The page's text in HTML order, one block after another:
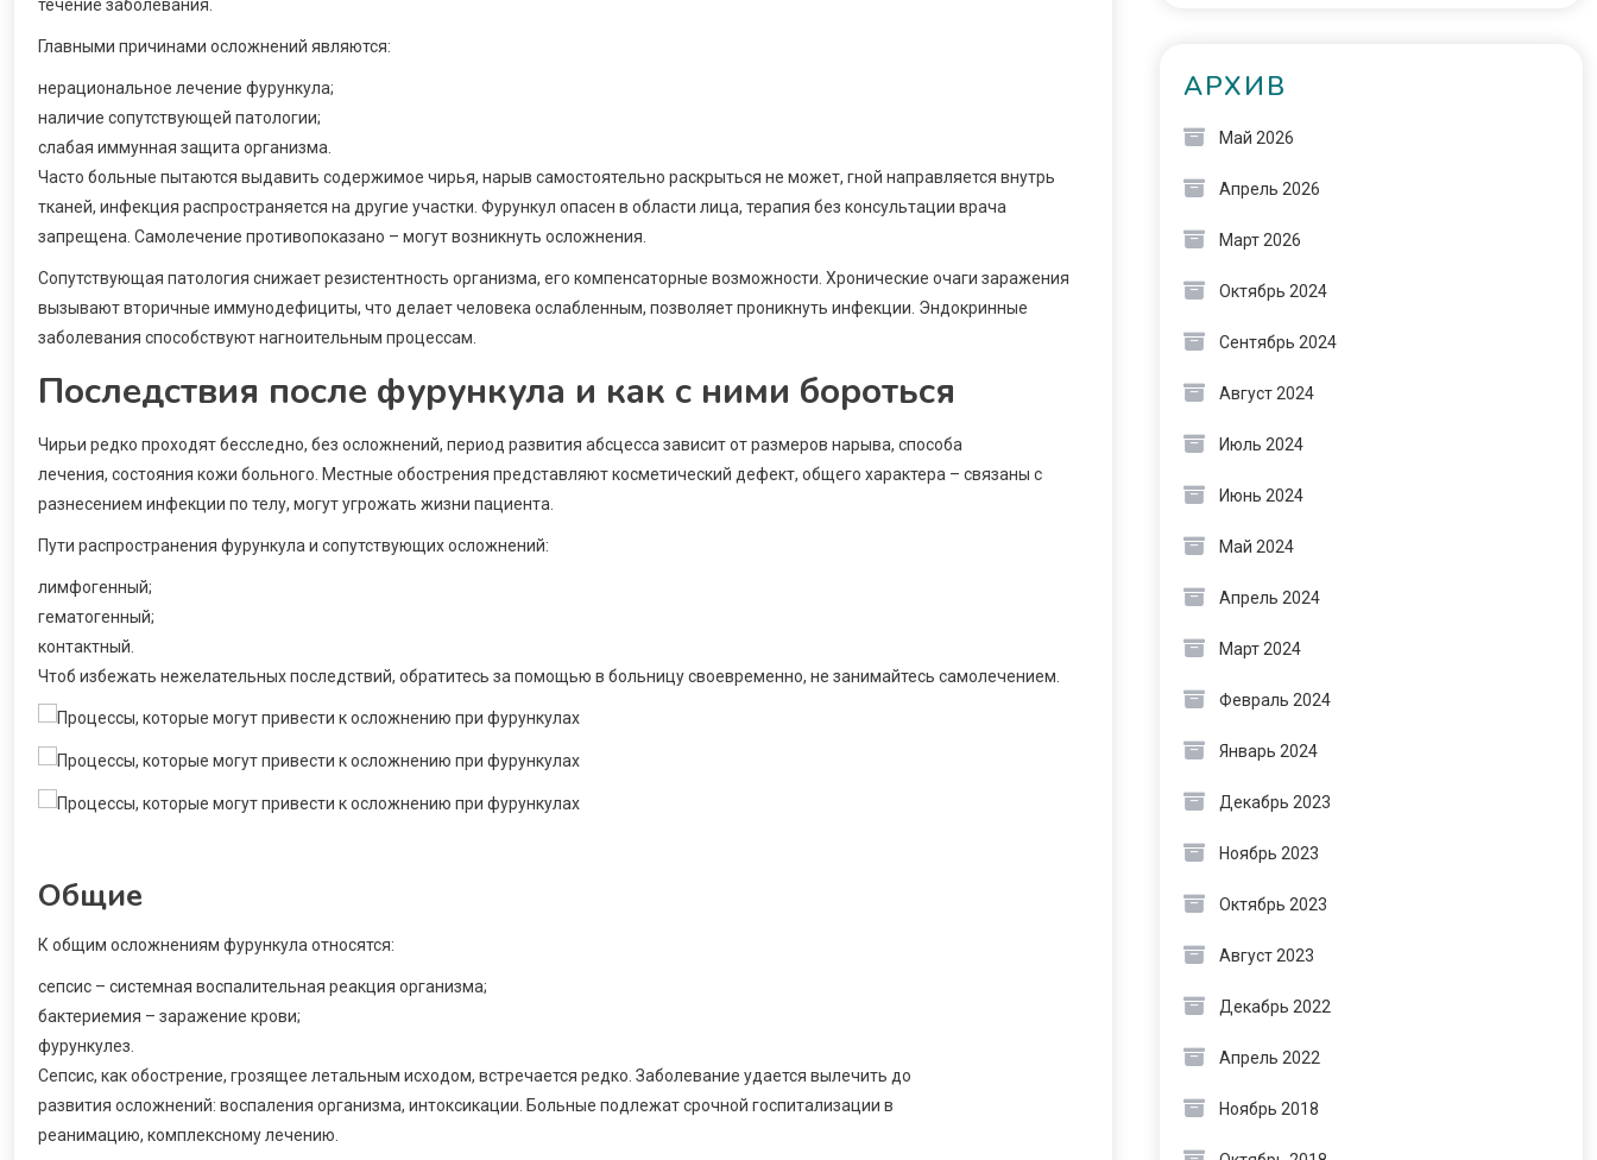
течение заболевания.
Главными причинами осложнений являются:
нерациональное лечение фурункула;
наличие сопутствующей патологии;
слабая иммунная защита организма.
Часто больные пытаются выдавить содержимое чирья, нарыв самостоятельно раскрыться не может, гной направляется внутрь
тканей, инфекция распространяется на другие участки. Фурункул опасен в области лица, терапия без консультации врача
запрещена. Самолечение противопоказано – могут возникнуть осложнения.
Сопутствующая патология снижает резистентность организма, его компенсаторные возможности. Хронические очаги заражения
вызывают вторичные иммунодефициты, что делает человека ослабленным, позволяет проникнуть инфекции. Эндокринные
заболевания способствуют нагноительным процессам.
Последствия после фурункула и как с ними бороться
Чирьи редко проходят бесследно, без осложнений, период развития абсцесса зависит от размеров нарыва, способа
лечения, состояния кожи больного. Местные обострения представляют косметический дефект, общего характера – связаны с
разнесением инфекции по телу, могут угрожать жизни пациента.
Пути распространения фурункула и сопутствующих осложнений:
лимфогенный;
гематогенный;
контактный.
Чтоб избежать нежелательных последствий, обратитесь за помощью в больницу своевременно, не занимайтесь самолечением.
Общие
К общим осложнениям фурункула относятся:
сепсис – системная воспалительная реакция организма;
бактериемия – заражение крови;
фурункулез.
Сепсис, как обострение, грозящее летальным исходом, встречается редко. Заболевание удается вылечить до
развития осложнений: воспаления организма, интоксикации. Больные подлежат срочной госпитализации в
реанимацию, комплексному лечению.
АРХИВ
Май 2026
Апрель 2026
Март 2026
Октябрь 2024
Сентябрь 2024
Август 2024
Июль 2024
Июнь 2024
Май 2024
Апрель 2024
Март 2024
Февраль 2024
Январь 2024
Декабрь 2023
Ноябрь 2023
Октябрь 2023
Август 2023
Декабрь 2022
Апрель 2022
Ноябрь 2018